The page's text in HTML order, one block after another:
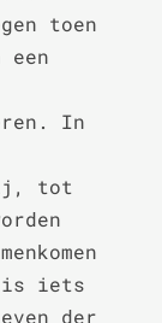
toen
een
In
tot
is iets
der